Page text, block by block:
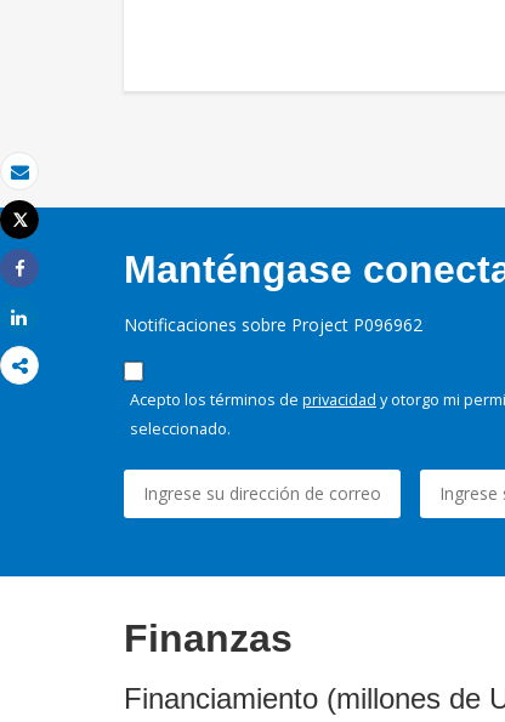
Correo electrónico
Imprimir
Tweet
Share
Manténgase
Notificaciones sobre Project P096962
Acepto los términos de privacidad y otorgo mi
seleccionado.
Finanzas
Financiamiento (millones de